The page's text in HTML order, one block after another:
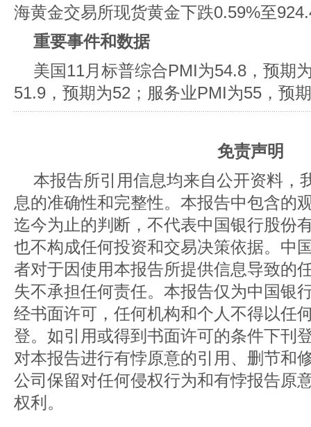
海黄金交易所现货黄金下跌0.59%至
重要事件和数据
美国11月标普综合PMI为54.8，预期
51.9，预期为52；服务业PMI为55，预
免责声明
本报告所引用信息均来自公开资料，
息的准确性和完整性。本报告中包含的
迄今为止的判断，不代表中国银行股份
也不构成任何投资和交易决策依据。中
者对于因使用本报告所提供信息导致的
失不承担任何责任。本报告仅为中国银
经书面许可，任何机构和个人不得以任
登。如引用或得到书面许可的条件下刊
对本报告进行有悖原意的引用、删节和
公司保留对任何侵权行为和有悖报告原
权利。